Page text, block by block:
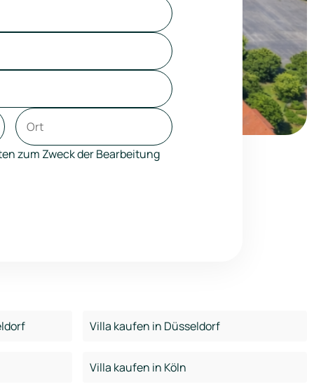
zum Zweck der Bearbeitung
Villa kaufen in Düsseldorf
Villa kaufen in Köln